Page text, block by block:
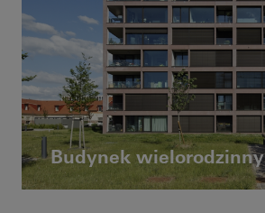
Budynek wielorodzinny